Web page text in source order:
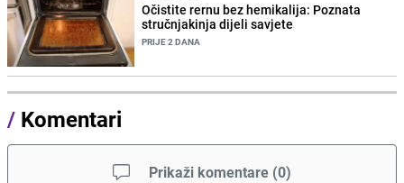
Očistite rernu bez hemikalija: Poznata
stručnjakinja dijeli savjete
PRIJE 2 DANA
/ Komentari
Prikaži komentare (0)